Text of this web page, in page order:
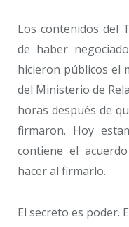
Los contenidos del
de haber
hicieron públicos el
del Ministerio de
horas después de
firmaron. Hoy
contiene el
hacer al firmarlo.
El secreto es poder.